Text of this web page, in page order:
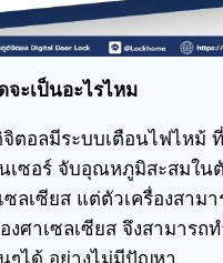
ะเป็นอะไรไหม
ตอลมีระบบเตือนไฟไหม้
เซอร์ จับอุณหภูมิสะสมในตั
ซลเซียส แต่ตัวเครื่องสาม
งศาเซลเซียส จึงสามารถ